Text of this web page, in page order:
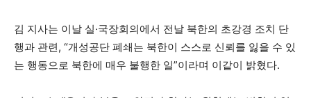
김 지사는 이날 실·국장회의에서 전날 북한의 초강경 조치 단
행과 관련, “개성공단 폐쇄는 북한이 스스로 신뢰를 잃을 수 있
는 행동으로 북한에 매우 불행한 일”이라며 이같이 밝혔다.